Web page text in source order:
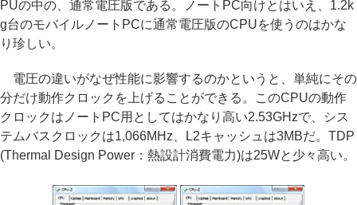
PUの中の、通常電圧版である。ノートPC向けとはいえ、1.2k
g台のモバイルノートPCに通常電圧版のCPUを使うのはかな
り珍しい。
電圧の違いがなぜ性能に影響するのかというと、単純にその
分だけ動作クロックを上げることができる。このCPUの動作
クロックはノートPC用としてはかなり高い2.53GHzで、シス
テムバスクロックは1,066MHz、L2キャッシュは3MBだ。TDP
(Thermal Design Power：熱設計消費電力)は25Wと少々高い。